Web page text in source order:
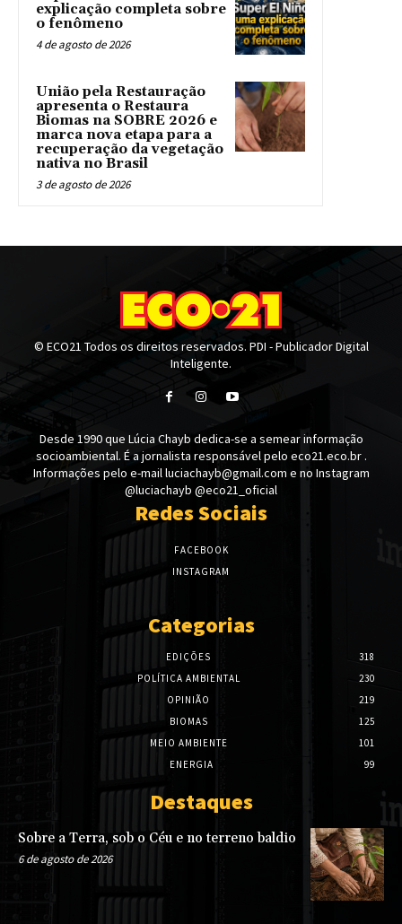
explicação completa sobre
o fenômeno
4 de agosto de 2026
União pela Restauração
apresenta o Restaura
Biomas na SOBRE 2026 e
marca nova etapa para a
recuperação da vegetação
nativa no Brasil
3 de agosto de 2026
© ECO21 Todos os direitos reservados. PDI - Publicador Digital
Inteligente.
Desde 1990 que Lúcia Chayb dedica-se a semear informação
socioambiental. É a jornalista responsável pelo eco21.eco.br .
Informações pelo e-mail luciachayb@gmail.com e no Instagram
@luciachayb @eco21_oficial
Redes Sociais
FACEBOOK
INSTAGRAM
Categorias
EDIÇÕES
318
POLÍTICA AMBIENTAL
230
OPINIÃO
219
BIOMAS
125
MEIO AMBIENTE
101
ENERGIA
99
Destaques
Sobre a Terra, sob o Céu e no terreno baldio
6 de agosto de 2026